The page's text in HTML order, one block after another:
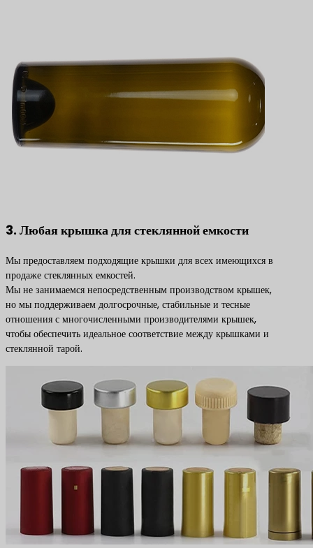
3. Любая крышка для стеклянной емкости
Мы предоставляем подходящие крышки для всех имеющихся в
продаже стеклянных емкостей.
Мы не занимаемся непосредственным производством крышек,
но мы поддерживаем долгосрочные, стабильные и тесные
отношения с многочисленными производителями крышек,
чтобы обеспечить идеальное соответствие между крышками и
стеклянной тарой.